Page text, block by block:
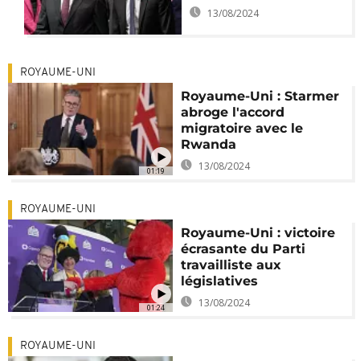
13/08/2024
01:19
ROYAUME-UNI
Royaume-Uni : Starmer
abroge l'accord
migratoire avec le
Rwanda
13/08/2024
01:24
ROYAUME-UNI
Royaume-Uni : victoire
écrasante du Parti
travailliste aux
législatives
13/08/2024
ROYAUME-UNI